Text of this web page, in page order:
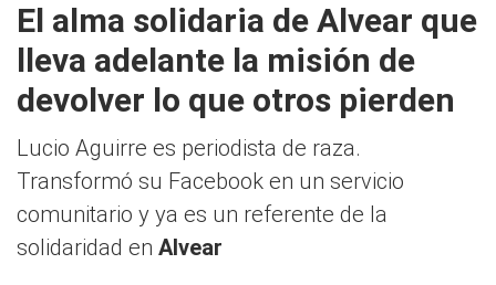
El alma solidaria de Alvear que
lleva adelante la misión de
devolver lo que otros pierden
Lucio Aguirre es periodista de raza.
Transformó su Facebook en un servicio
comunitario y ya es un referente de la
solidaridad en Alvear